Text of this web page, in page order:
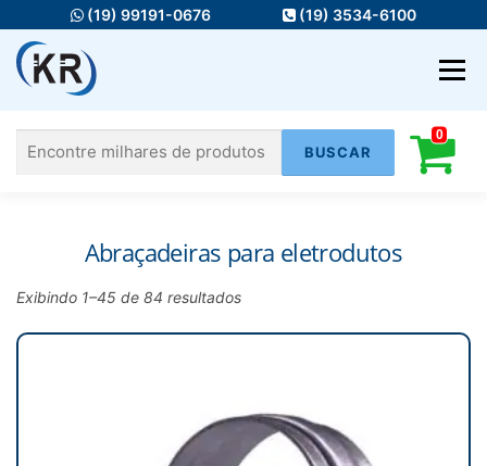
conteúdo
(19) 99191-0676 (19) 3534-6100
Menu
HOME MATERIAIS ELÉTRICOS
Pesquisar
0
Abraçadeiras para eletrodutos
Exibindo 1–45 de 84 resultados